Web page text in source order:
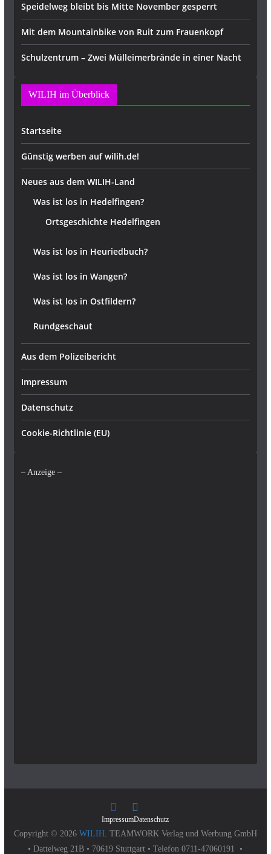
Speidelweg bleibt bis Mitte November gesperrt
Mit dem Mountainbike von Ruit zum Frauenkopf
Schulzentrum – Zwei Mülleimerbrände in einer Nacht
WILIH im Überblick
Startseite
Günstig werben auf wilih.de!
Neues aus dem WILIH-Land
Was ist los in Hedelfingen?
Ortsgeschichte Hedelfingen
Was ist los in Heuriedbuch?
Was ist los in Wangen?
Was ist los in Ostfildern?
Rundgeschaut
Aus dem Polizeibericht
Impressum
Datenschutz
Cookie-Richtlinie (EU)
– Anzeige –
ImpressumDatenschutz
Copyright © 2026 WILIH. TEAMWORK Verlag und Werbung GmbH
• Dattelweg 21B • 70619 Stuttgart • Telefon 0711-47060191 •